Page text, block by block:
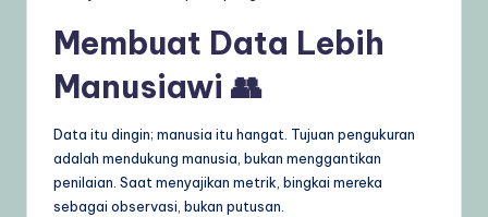
Membuat Data Lebih
Manusiawi 👥
Data itu dingin; manusia itu hangat. Tujuan pengukuran
adalah mendukung manusia, bukan menggantikan
penilaian. Saat menyajikan metrik, bingkai mereka
sebagai observasi, bukan putusan.